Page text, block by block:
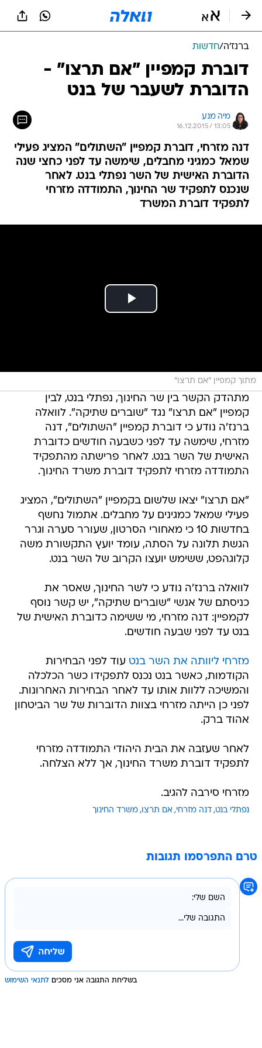
ברנז'ה/חדשות
דוברת קמפיין "אם תרצו" -
הדוברת לשעבר של בנט
מיה מנע
16.12.2015 / 13:05
דנה מזרחי, דוברת קמפיין "השתולים" המציג פעילי
שמאל כמגיני מחבלים, שימשה עד לפני כחצי שנה
הדוברת האישית של השר נפתלי בנט. לאחר
שנכנס לתפקיד שר החינוך, התמודדה מזרחי
לתפקיד דוברת המשרד
מתוך קמפיין "אם תרצו"
מתהדק הקשר בין שר החינוך, נפתלי בנט, לבין
קמפיין "אם תרצו" נגד "שוברים שתיקה". לוואלה
ברנז'ה נודע כי דוברת קמפיין "השתולים", דנה
מזרחי, שימשה עד לפני כשבעה חודשים כדוברת
האישית של השר בנט. לאחר פרישתה מהתפקיד
התמודדה מזרחי לתפקיד דוברת משרד החינוך.
"אם תרצו" יצאו שלשום בקמפיין "השתולים", המציג
פעילי שמאל כמגינים על מחבלים. אתמול נחשף
בחדשות 10 כי מאחורי הסרטון, שעורר סערה וגרר
הגשת תלונה על הסתה, עומד יועץ התקשורת משה
קלוגהפט, ששימש יועצו הקרוב של השר בנט.
לוואלה ברנז'ה נודע כי לשר החינוך, שאסר את
כניסתם של אנשי "שוברים שתיקה", יש קשר נוסף
לקמפיין: דנה מזרחי, מי ששימה כדוברת האישית של
בנט עד לפני שבעה חודשים.
מזרחי ליוותה את השר בנט עוד לפני הבחירות
הקודמות, כאשר בנט נכנס לתפקידו כשר הכלכלה
והמשיכה ללוות אותו עד לאחר הבחירות האחרונות.
לפני כן הייתה מזרחי בצוות הדוברות של שר הביטחון
אהוד ברק.
לאחר שעזבה את הבית היהודי התמודדה מזרחי
לתפקיד דוברת משרד החינוך, אך ללא הצלחה.
מזרחי סירבה להגיב.
נפתלי בנט דנה מזרחי אם תרצו משרד החינוך
טרם התפרסמו תגובות
בשליחת התגובה אני מסכים לתנאי השימוש